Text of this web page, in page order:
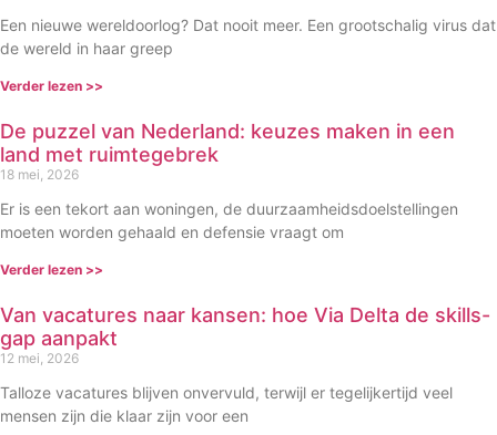
Een nieuwe wereldoorlog? Dat nooit meer. Een grootschalig virus dat
de wereld in haar greep
Verder lezen >>
De puzzel van Nederland: keuzes maken in een
land met ruimtegebrek
18 mei, 2026
Er is een tekort aan woningen, de duurzaamheidsdoelstellingen
moeten worden gehaald en defensie vraagt om
Verder lezen >>
Van vacatures naar kansen: hoe Via Delta de skills-
gap aanpakt
12 mei, 2026
Talloze vacatures blijven onvervuld, terwijl er tegelijkertijd veel
mensen zijn die klaar zijn voor een